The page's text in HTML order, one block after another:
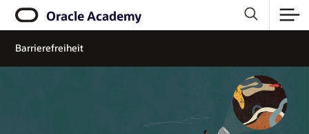
Oracle Academy
Barrierefreiheit